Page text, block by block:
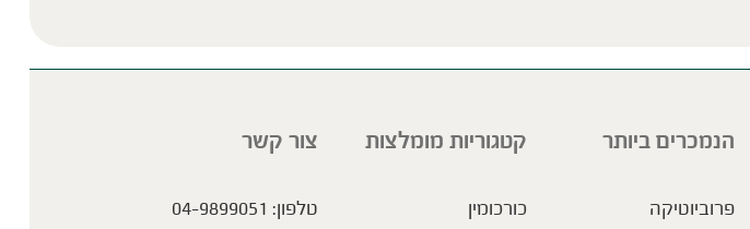
הנמכרים ביותר
פרוביוטיקה
קטגוריות מומלצות
כורכומין
צור קשר
טלפון: 04-9899051